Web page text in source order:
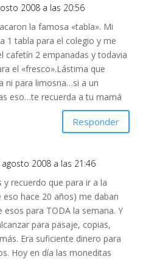
2008 a las 20:56
la famosa «tabla». Mi
1 tabla para el colegio y me
cafetín 2 empanadas y todavia
el «fresco».Lástima que
ni para limosna…si a un
eso…te recuerda a tu mamá
Responder
agosto 2008 a las 21:46
y recuerdo que para ir a la
eso hace 20 años) me daban
esos para TODA la semana. Y
para pasaje, copias,
Era suficiente dinero para
Hoy en día las moneditas